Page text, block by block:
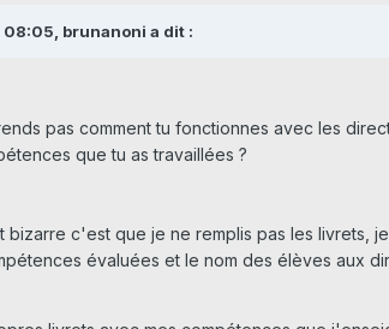
08:05, brunanoni a dit :
pas comment tu fonctionnes avec les
que tu as travaillées ?
bizarre c'est que je ne remplis pas les livrets,
évaluées et le nom des élèves aux